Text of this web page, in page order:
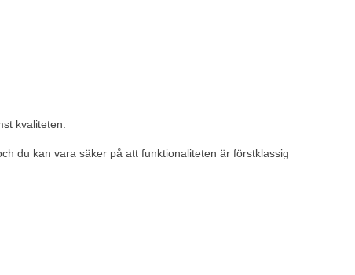
kvaliteten.
du kan vara säker på att funktionaliteten är förstklassig